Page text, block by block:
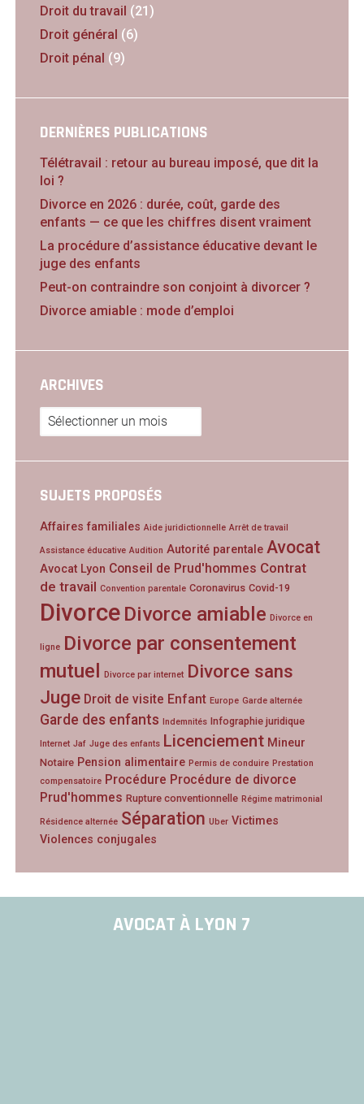
Droit du travail (21)
Droit général (6)
Droit pénal (9)
DERNIÈRES PUBLICATIONS
Télétravail : retour au bureau imposé, que dit la
loi ?
Divorce en 2026 : durée, coût, garde des
enfants — ce que les chiffres disent vraiment
La procédure d’assistance éducative devant le
juge des enfants
Peut-on contraindre son conjoint à divorcer ?
Divorce amiable : mode d’emploi
ARCHIVES
Archives
SUJETS PROPOSÉS
Affaires familiales Aide juridictionnelle Arrêt de travail
Assistance éducative Audition Autorité parentale Avocat
Avocat Lyon Conseil de Prud'hommes Contrat
de travail Convention parentale Coronavirus Covid-19
Divorce Divorce amiable Divorce en
ligne Divorce par consentement
mutuel Divorce par internet Divorce sans
Juge Droit de visite Enfant Europe Garde alternée
Garde des enfants Indemnités Infographie juridique
Internet Jaf Juge des enfants Licenciement Mineur
Notaire Pension alimentaire Permis de conduire Prestation
compensatoire Procédure Procédure de divorce
Prud'hommes Rupture conventionnelle Régime matrimonial
Résidence alternée Séparation Uber Victimes
Violences conjugales
AVOCAT À LYON 7